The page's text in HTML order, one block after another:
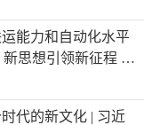
能力和自动化水平
思想引领新征程 |
高水平对外开放
代的新文化 | 习近